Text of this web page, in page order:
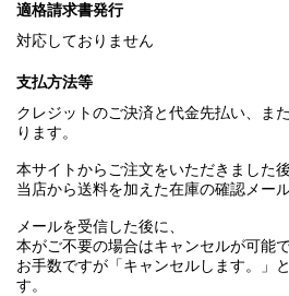
適格請求書発行
対応しておりません
支払方法等
クレジットのご決済と代金先払い、ま
ります。
本サイトからご注文をいただきました後
当店から送料を加えた在庫の確認メー
メールを受信した後に、
本がご不要の場合はキャンセルが可能で
お手数ですが「キャンセルします。」
す。